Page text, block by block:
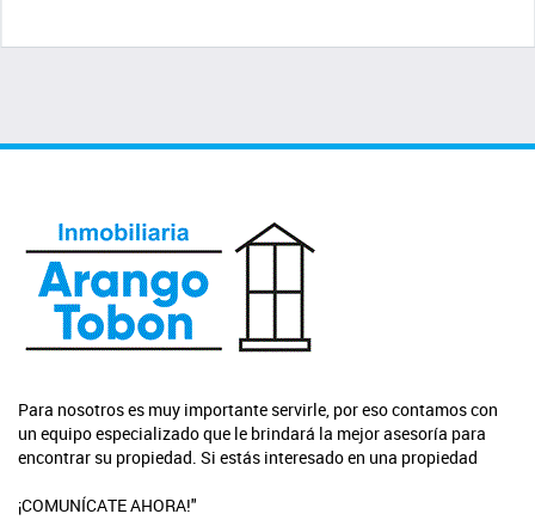
Para nosotros es muy importante servirle, por eso contamos con
un equipo especializado que le brindará la mejor asesoría para
encontrar su propiedad. Si estás interesado en una propiedad
¡COMUNÍCATE AHORA!"